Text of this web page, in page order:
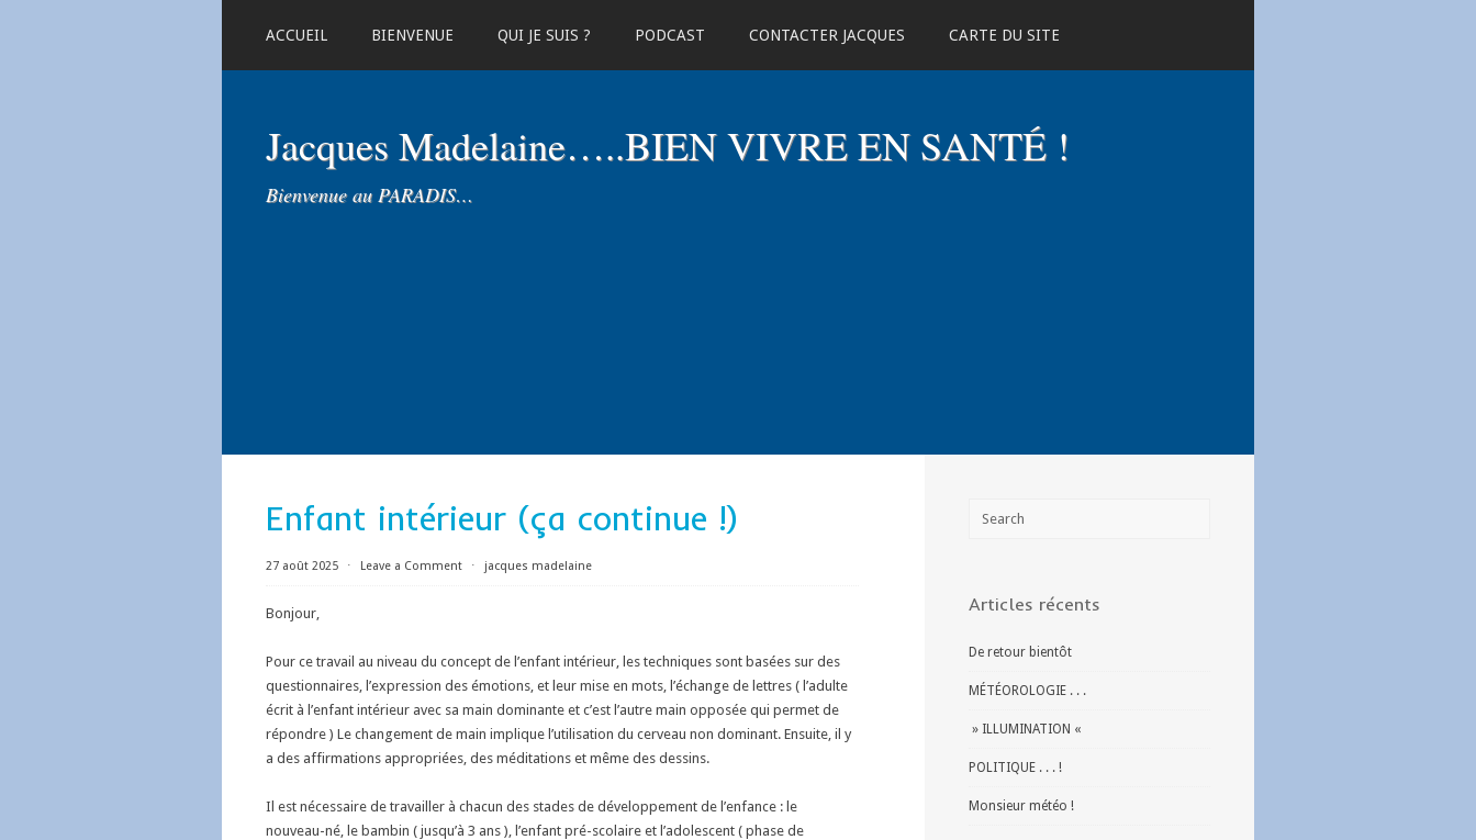
ACCUEIL BIENVENUE QUI JE SUIS ? PODCAST CONTACTER JACQUES CARTE DU SITE
Jacques Madelaine…..BIEN VIVRE EN SANTÉ !
Bienvenue au PARADIS…
Enfant intérieur (ça continue !)
27 août 2025 ⋅ Leave a Comment ⋅ jacques madelaine
Bonjour,
Pour ce travail au niveau du concept de l’enfant intérieur, les techniques sont basées sur des
questionnaires, l’expression des émotions, et leur mise en mots, l’échange de lettres ( l’adulte
écrit à l’enfant intérieur avec sa main dominante et c’est l’autre main opposée qui permet de
répondre ) Le changement de main implique l’utilisation du cerveau non dominant. Ensuite, il y
a des affirmations appropriées, des méditations et même des dessins.
Il est nécessaire de travailler à chacun des stades de développement de l’enfance : le
nouveau-né, le bambin ( jusqu’à 3 ans ), l’enfant pré-scolaire et l’adolescent ( phase de
Articles récents
De retour bientôt
MÉTÉOROLOGIE . . .
» ILLUMINATION «
POLITIQUE . . . !
Monsieur météo !